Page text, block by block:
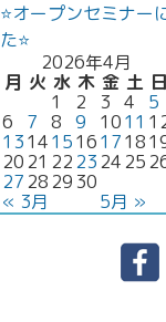
⭐オープンセミナー
た⭐
2026年4月
月 火 水 木 金 土 日
« 3月 5月 »
1 2 3 4
5
6
7 8 9 1011
131415161718
2021 22232425
272829 30